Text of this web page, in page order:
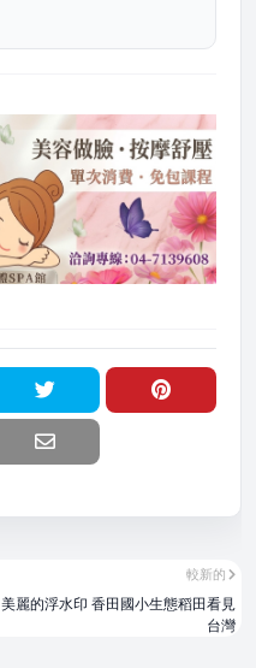
較新的
美麗的浮水印 香田國小生態稻田看見
台灣